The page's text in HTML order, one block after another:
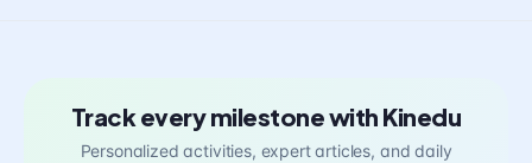
Track every milestone with Kinedu
Personalized activities, expert articles, and daily